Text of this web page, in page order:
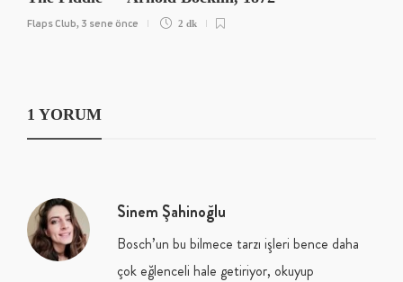
Flaps Club, 3 sene önce 2 dk
1 YORUM
Sinem Şahinoğlu
Bosch’un bu bilmece tarzı işleri bence daha
çok eğlenceli hale getiriyor, okuyup